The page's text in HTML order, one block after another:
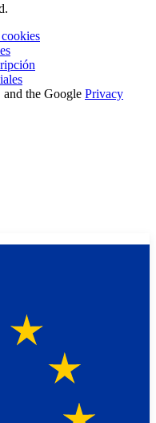
the Google Privacy